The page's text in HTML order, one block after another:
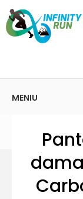
MENIU